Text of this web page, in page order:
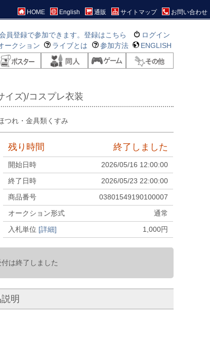
HOME English 通販 サイトマップ お問い合わせ
員登録で参加できます。登録はこちら
ログイン
ークション
ライブとは 参加方法 ENGLISH
イズ)/コスプレ衣装
つれ・金具類くすみ
残り時間 終了しました
開始日時
2026/05/16 12:00:00
終了日時
2026/05/23 22:00:00
商品番号
03801549190100007
オークション形式
通常
入札単位 [詳細] 1,000円
は終了しました
明